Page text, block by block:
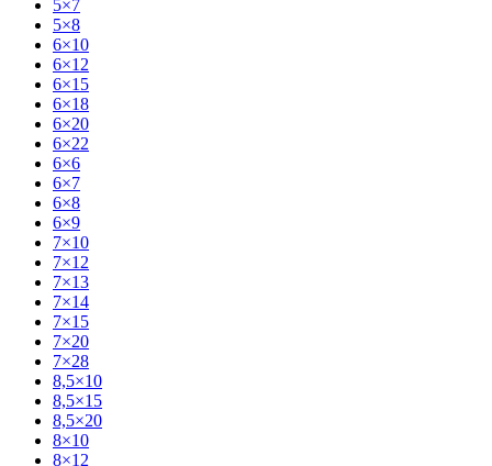
5×7
5×8
6×10
6×12
6×15
6×18
6×20
6×22
6×6
6×7
6×8
6×9
7×10
7×12
7×13
7×14
7×15
7×20
7×28
8,5×10
8,5×15
8,5×20
8×10
8×12